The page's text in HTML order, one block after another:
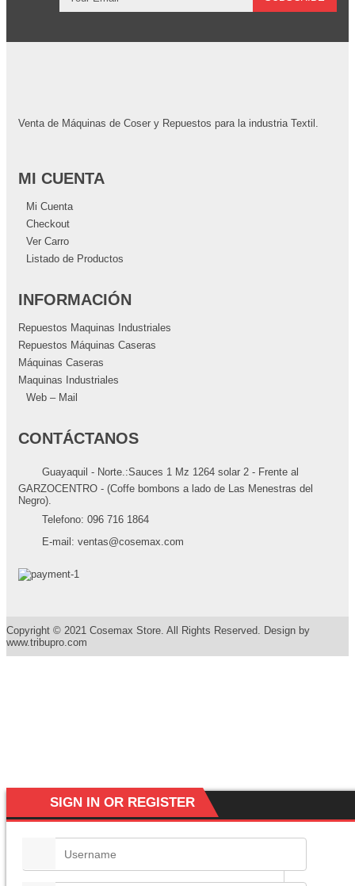
Venta de Máquinas de Coser y Repuestos para la industria Textil.
MI CUENTA
Mi Cuenta
Checkout
Ver Carro
Listado de Productos
INFORMACIÓN
Repuestos Maquinas Industriales
Repuestos Máquinas Caseras
Máquinas Caseras
Maquinas Industriales
Web – Mail
CONTÁCTANOS
Guayaquil - Norte.:Sauces 1 Mz 1264 solar 2 - Frente al
GARZOCENTRO - (Coffe bombons a lado de Las Menestras del
Negro).
Telefono: 096 716 1864
E-mail: ventas@cosemax.com
Copyright © 2021 Cosemax Store. All Rights Reserved. Design by
www.tribupro.com
SIGN IN OR REGISTER